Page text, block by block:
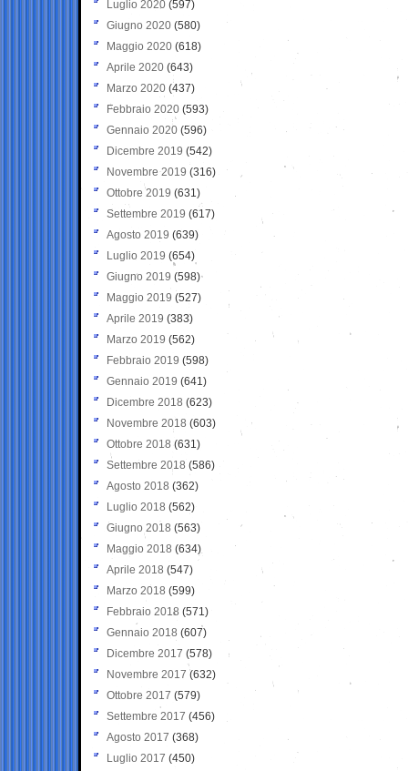
Luglio 2020 (597)
Giugno 2020 (580)
Maggio 2020 (618)
Aprile 2020 (643)
Marzo 2020 (437)
Febbraio 2020 (593)
Gennaio 2020 (596)
Dicembre 2019 (542)
Novembre 2019 (316)
Ottobre 2019 (631)
Settembre 2019 (617)
Agosto 2019 (639)
Luglio 2019 (654)
Giugno 2019 (598)
Maggio 2019 (527)
Aprile 2019 (383)
Marzo 2019 (562)
Febbraio 2019 (598)
Gennaio 2019 (641)
Dicembre 2018 (623)
Novembre 2018 (603)
Ottobre 2018 (631)
Settembre 2018 (586)
Agosto 2018 (362)
Luglio 2018 (562)
Giugno 2018 (563)
Maggio 2018 (634)
Aprile 2018 (547)
Marzo 2018 (599)
Febbraio 2018 (571)
Gennaio 2018 (607)
Dicembre 2017 (578)
Novembre 2017 (632)
Ottobre 2017 (579)
Settembre 2017 (456)
Agosto 2017 (368)
Luglio 2017 (450)